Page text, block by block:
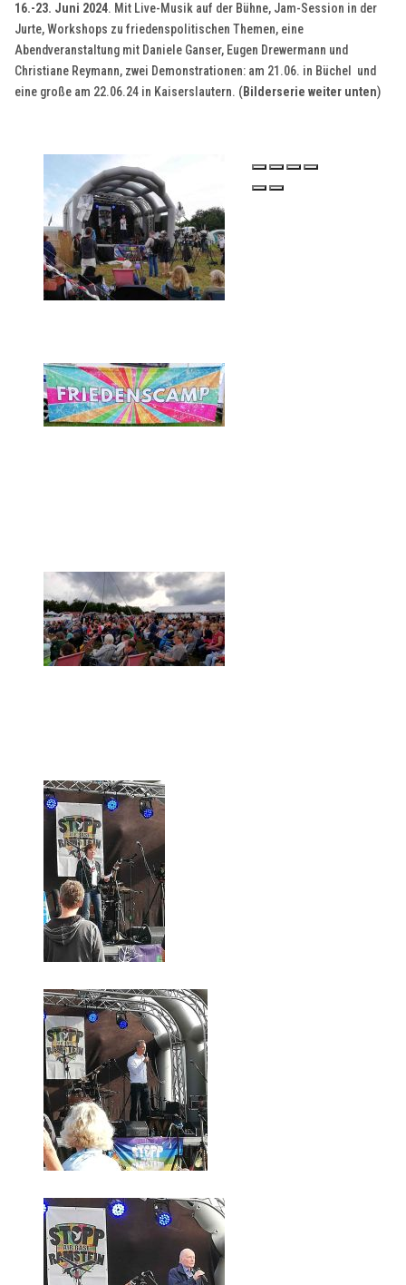
16.-23. Juni 2024. Mit Live-Musik auf der Bühne, Jam-Session in der
Jurte, Workshops zu friedenspolitischen Themen, eine
Abendveranstaltung mit Daniele Ganser, Eugen Drewermann und
Christiane Reymann, zwei Demonstrationen: am 21.06. in Büchel und
eine große am 22.06.24 in Kaiserslautern. (Bilderserie weiter unten)